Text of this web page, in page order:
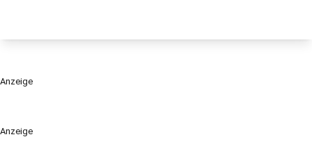
Anzeige
Anzeige